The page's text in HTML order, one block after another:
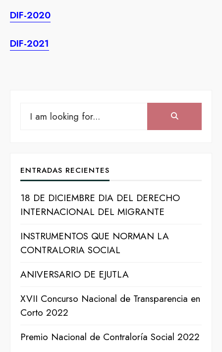
DIF-2020
DIF-2021
Search
ENTRADAS RECIENTES
18 DE DICIEMBRE DIA DEL DERECHO
INTERNACIONAL DEL MIGRANTE
INSTRUMENTOS QUE NORMAN LA
CONTRALORIA SOCIAL
ANIVERSARIO DE EJUTLA
XVII Concurso Nacional de Transparencia en
Corto 2022
Premio Nacional de Contraloría Social 2022